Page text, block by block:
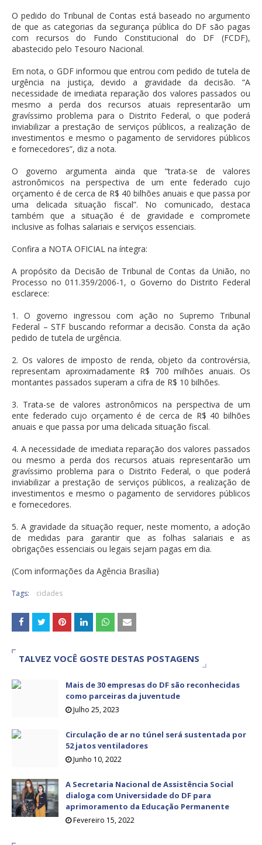
O pedido do Tribunal de Contas está baseado no argumento
de que as categorias da segurança pública do DF são pagas
com recursos do Fundo Constitucional do DF (FCDF),
abastecido pelo Tesouro Nacional.
Em nota, o GDF informou que entrou com pedido de tutela de
urgência na justiça, devido a gravidade da decisão. “A
necessidade de imediata reparação dos valores passados ou
mesmo a perda dos recursos atuais representarão um
gravíssimo problema para o Distrito Federal, o que poderá
inviabilizar a prestação de serviços públicos, a realização de
investimentos e mesmo o pagamento de servidores públicos
e fornecedores”, diz a nota.
O governo argumenta ainda que “trata-se de valores
astronômicos na perspectiva de um ente federado cujo
orçamento é de cerca de R$ 40 bilhões anuais e que passa por
uma delicada situação fiscal”. No comunicado, destaca
também que a situação é de gravidade e compromete
inclusive as folhas salariais e serviços essenciais.
Confira a NOTA OFICIAL na íntegra:
A propósito da Decisão de Tribunal de Contas da União, no
Processo no 011.359/2006-1, o Governo do Distrito Federal
esclarece:
1. O governo ingressou com ação no Supremo Tribunal
Federal – STF buscando reformar a decisão. Consta da ação
pedido de tutela de urgência.
2. Os valores de imposto de renda, objeto da controvérsia,
representam aproximadamente R$ 700 milhões anuais. Os
montantes passados superam a cifra de R$ 10 bilhões.
3. Trata-se de valores astronômicos na perspectiva de um
ente federado cujo orçamento é de cerca de R$ 40 bilhões
anuais e que passa por uma delicada situação fiscal.
4. A necessidade de imediata reparação dos valores passados
ou mesmo a perda dos recursos atuais representarão um
gravíssimo problema para o Distrito Federal, o que poderá
inviabilizar a prestação de serviços públicos, a realização de
investimentos e mesmo o pagamento de servidores públicos
e fornecedores.
5. A gravidade da situação requer, neste momento, a adoção
de medidas para garantir que as folhas salariais e as
obrigações essenciais ou legais sejam pagas em dia.
(Com informações da Agência Brasília)
Tags: cidades
TALVEZ VOCÊ GOSTE DESTAS POSTAGENS
Mais de 30 empresas do DF são reconhecidas
como parceiras da juventude
Julho 25, 2023
Circulação de ar no túnel será sustentada por
52 jatos ventiladores
Junho 10, 2022
A Secretaria Nacional de Assistência Social
dialoga com Universidade do DF para
aprimoramento da Educação Permanente
Fevereiro 15, 2022